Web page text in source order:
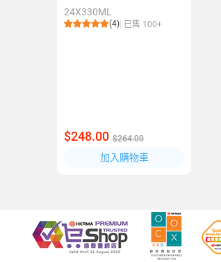
24X330ML
(4) 已售 100+
$248.00 $264.00
加入購物車